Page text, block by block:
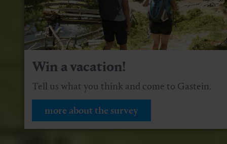
Win a vacation!
Tell us what you think and come to Gastein.
more about the survey